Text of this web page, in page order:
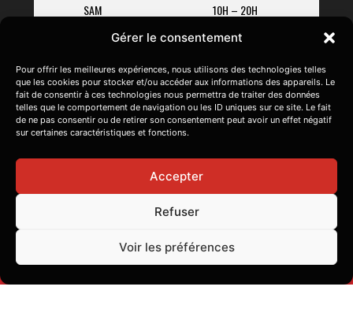
Gérer le consentement
Pour offrir les meilleures expériences, nous utilisons des technologies telles
que les cookies pour stocker et/ou accéder aux informations des appareils. Le
fait de consentir à ces technologies nous permettra de traiter des données
telles que le comportement de navigation ou les ID uniques sur ce site. Le fait
de ne pas consentir ou de retirer son consentement peut avoir un effet négatif
sur certaines caractéristiques et fonctions.
Accepter
Refuser
Voir les préférences
SAM 10H – 20H
10H – 19H
a
c
e
n
s
t